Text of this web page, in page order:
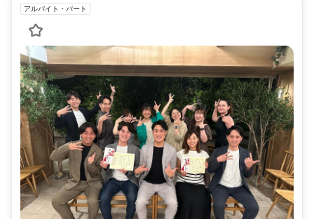
アルバイト・パート